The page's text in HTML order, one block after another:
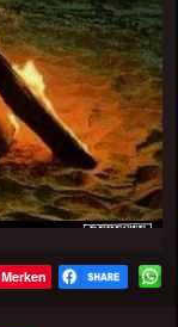
Merken